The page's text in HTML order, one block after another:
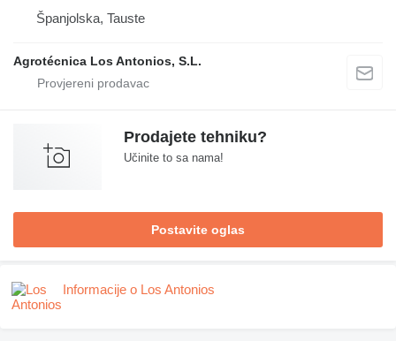
Španjolska, Tauste
Agrotécnica Los Antonios, S.L.
Prodajete tehniku?
Učinite to sa nama!
Postavite oglas
Informacije o Los Antonios